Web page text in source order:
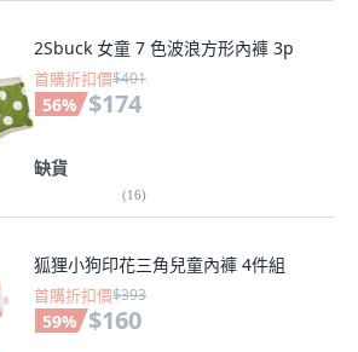
2Sbuck 女童 7 色波浪方形內褲 3p
首購折扣價$401
56% $174
缺貨
(16)
狐狸小狗印花三角兒童內褲 4件組
首購折扣價$393
59% $160